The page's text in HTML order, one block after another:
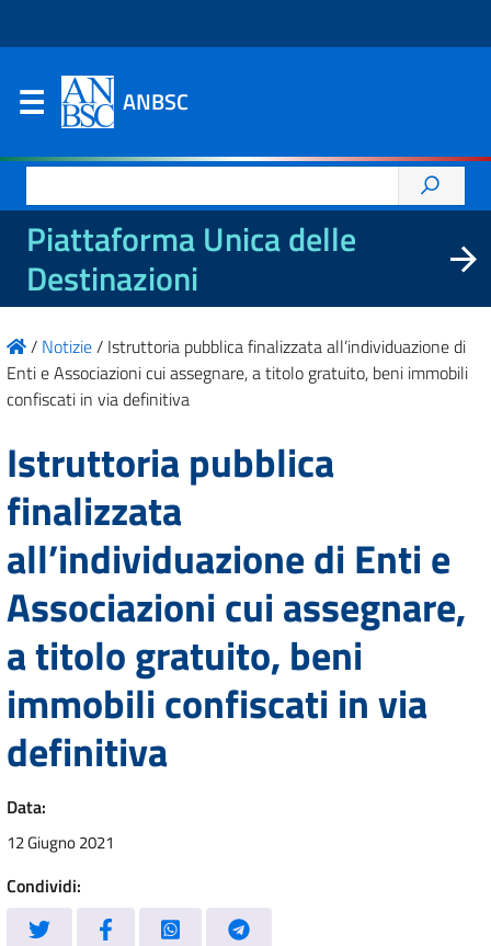
ANBSC
per:
Piattaforma Unica delle
Destinazioni
/ Notizie/ Istruttoria pubblica finalizzata all’individuazione di
Enti e Associazioni cui assegnare, a titolo gratuito, beni immobili
confiscati in via definitiva
Istruttoria pubblica
finalizzata
all’individuazione di Enti e
Associazioni cui assegnare,
a titolo gratuito, beni
immobili confiscati in via
definitiva
Data:
12 Giugno 2021
Condividi: